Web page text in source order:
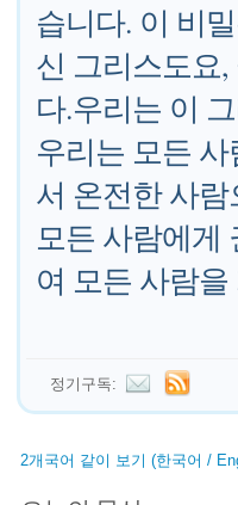
습니다. 이 비
신 그리스도요
다.우리는 이
우리는 모든
서 온전한 사
모든 사람에게
여 모든 사람
정기구독:
2개국어 같이 보기 (한국어 /